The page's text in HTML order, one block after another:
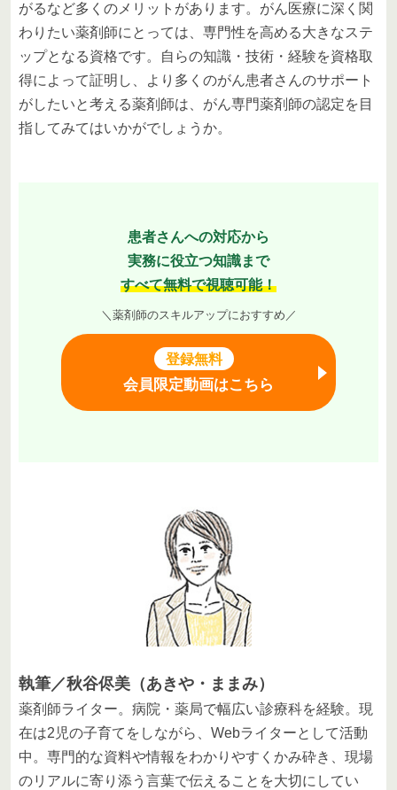
がるなど多くのメリットがあります。がん医療に深く関
わりたい薬剤師にとっては、専門性を高める大きなステ
ップとなる資格です。自らの知識・技術・経験を資格取
得によって証明し、より多くのがん患者さんのサポート
がしたいと考える薬剤師は、がん専門薬剤師の認定を目
指してみてはいかがでしょうか。
患者さんへの対応から
実務に役立つ知識まで
すべて無料で視聴可能！
＼薬剤師のスキルアップにおすすめ／
登録無料
会員限定動画はこちら
執筆／秋谷侭美（あきや・ままみ）
薬剤師ライター。病院・薬局で幅広い診療科を経験。現
在は2児の子育てをしながら、Webライターとして活動
中。専門的な資料や情報をわかりやすくかみ砕き、現場
のリアルに寄り添う言葉で伝えることを大切にしてい